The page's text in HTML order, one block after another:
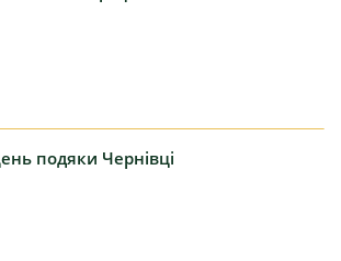
подяки Чернівці